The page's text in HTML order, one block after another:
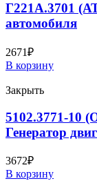
Г221А.3701
автомобиля
2671₽
В корзину
Закрыть
5102.3771-10
Генератор
3672₽
В корзину